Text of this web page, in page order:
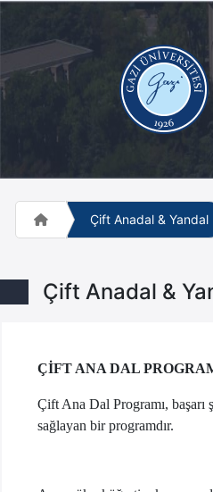
Çift Anadal & Yandal
Çift Anadal &
ÇİFT ANA DAL
Çift Ana Dal Programı, başarı
sağlayan bir programdır.